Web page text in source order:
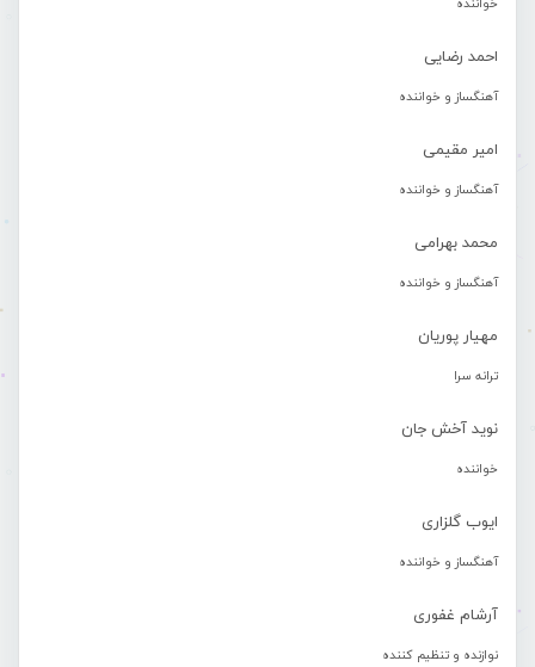
خواننده
احمد رضایی
آهنگساز و خواننده
امیر مقیمی
آهنگساز و خواننده
محمد بهرامی
آهنگساز و خواننده
مهیار پوریان
ترانه سرا
نوید آخش جان
خواننده
ایوب گلزاری
آهنگساز و خواننده
آرشام غفوری
نوازنده و تنظیم کننده